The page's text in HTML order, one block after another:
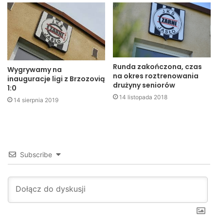
Nelson Polańczyk – Bieszczady Ustrzyki Dolne
Tęcza Zręcin – Start Rymanów
Czarni Jasło
piłka nożna puchar polski Szczebel
Wygrywamy na
inauguracje ligi z Brzozovią
1:0
14 sierpnia 2019
Runda zakończona, czas
na okres roztrenowania
drużyny seniorów
14 listopada 2018
Subscribe